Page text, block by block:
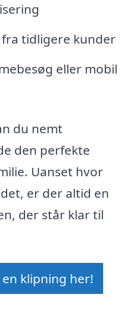
tidligere kunder
eller mobil
du nemt
den perfekte
Uanset hvor
er der altid en
der står klar til
klipning her!